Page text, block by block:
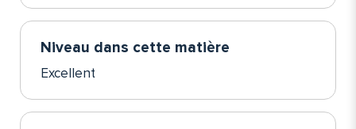
Niveau dans cette matière
Excellent